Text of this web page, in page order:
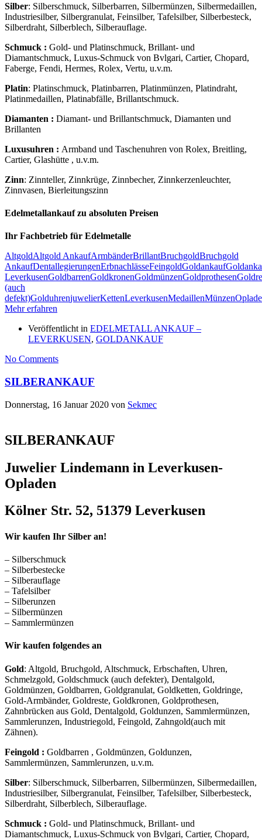
Silber: Silberschmuck, Silberbarren, Silbermünzen, Silbermedaillen,
Industriesilber, Silbergranulat, Feinsilber, Tafelsilber, Silberbesteck,
Silberdraht, Silberblech, Silberauflage.
Schmuck : Gold- und Platinschmuck, Brillant- und
Diamantschmuck, Luxus-Schmuck von Bvlgari, Cartier, Chopard,
Faberge, Fendi, Hermes, Rolex, Vertu, u.v.m.
Platin: Platinschmuck, Platinbarren, Platinmünzen, Platindraht,
Platinmedaillen, Platinabfälle, Brillantschmuck.
Diamanten : Diamant- und Brillantschmuck, Diamanten und
Brillanten
Luxusuhren : Armband und Taschenuhren von Rolex, Breitling,
Cartier, Glashütte , u.v.m.
Zinn: Zinnteller, Zinnkrüge, Zinnbecher, Zinnkerzenleuchter,
Zinnvasen, Bierleitungszinn
Edelmetallankauf zu absoluten Preisen
Ihr Fachbetrieb für Edelmetalle
AltgoldAltgold AnkaufArmbänderBrillantBruchgoldBruchgold
AnkaufDentallegierungenErbnachlässeFeingoldGoldankauf
LeverkusenGoldbarrenGoldkronenGoldmünzenGoldprothesen
(auch
defekt)GolduhrenjuwelierKettenLeverkusenMedaillenMünzen
Mehr erfahren
Veröffentlicht in EDELMETALL ANKAUF –
LEVERKUSEN, GOLDANKAUF
No Comments
SILBERANKAUF
Donnerstag, 16 Januar 2020 von Sekmec
SILBERANKAUF
Juwelier Lindemann in Leverkusen-
Opladen
Kölner Str. 52, 51379 Leverkusen
Wir kaufen Ihr Silber an!
– Silberschmuck
– Silberbestecke
– Silberauflage
– Tafelsilber
– Silberunzen
– Silbermünzen
– Sammlermünzen
Wir kaufen folgendes an
Gold: Altgold, Bruchgold, Altschmuck, Erbschaften, Uhren,
Schmelzgold, Goldschmuck (auch defekter), Dentalgold,
Goldmünzen, Goldbarren, Goldgranulat, Goldketten, Goldringe,
Gold-Armbänder, Goldreste, Goldkronen, Goldprothesen,
Zahnbrücken aus Gold, Dentalgold, Goldunzen, Sammlermünzen,
Sammlerunzen, Industriegold, Feingold, Zahngold(auch mit
Zähnen).
Feingold : Goldbarren , Goldmünzen, Goldunzen,
Sammlermünzen, Sammlerunzen, u.v.m.
Silber: Silberschmuck, Silberbarren, Silbermünzen, Silbermedaillen,
Industriesilber, Silbergranulat, Feinsilber, Tafelsilber, Silberbesteck,
Silberdraht, Silberblech, Silberauflage.
Schmuck : Gold- und Platinschmuck, Brillant- und
Diamantschmuck, Luxus-Schmuck von Bvlgari, Cartier, Chopard,